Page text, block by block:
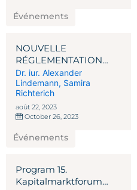
Événements
NOUVELLE
RÉGLEMENTATION
EUROPÉENNE SUR
LES CRYPTO-
MONNAIES : QUO
VADIS MICAR &
TRAVEL RULE ?
Dr. iur. Alexander
Lindemann, Samira
Richterich
août 22, 2023
October 26, 2023
Événements
Program 15.
Kapitalmarktforum